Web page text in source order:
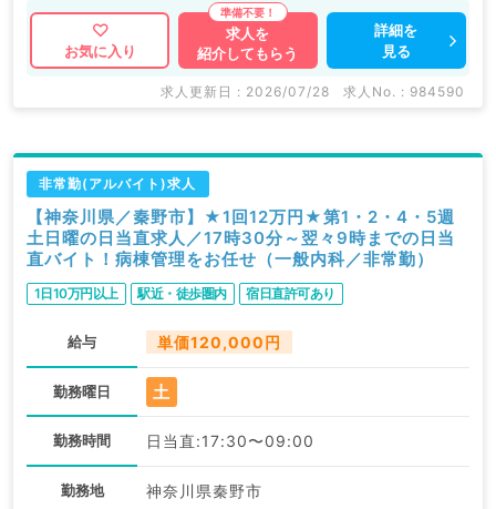
お気に入り
求人を
紹介してもらう
詳細を
見る
求人更新日 : 2026/07/28 求人No. : 984590
非常勤(アルバイト)求人
【神奈川県／秦野市】★1回12万円★第1・2・4・5週
土日曜の日当直求人／17時30分～翌々9時までの日当
直バイト！病棟管理をお任せ（一般内科／非常勤）
1日10万円以上 駅近・徒歩圏内 宿日直許可あり
給与 単価120,000円
勤務曜日 土
勤務時間 日当直:17:30〜09:00
勤務地 神奈川県秦野市